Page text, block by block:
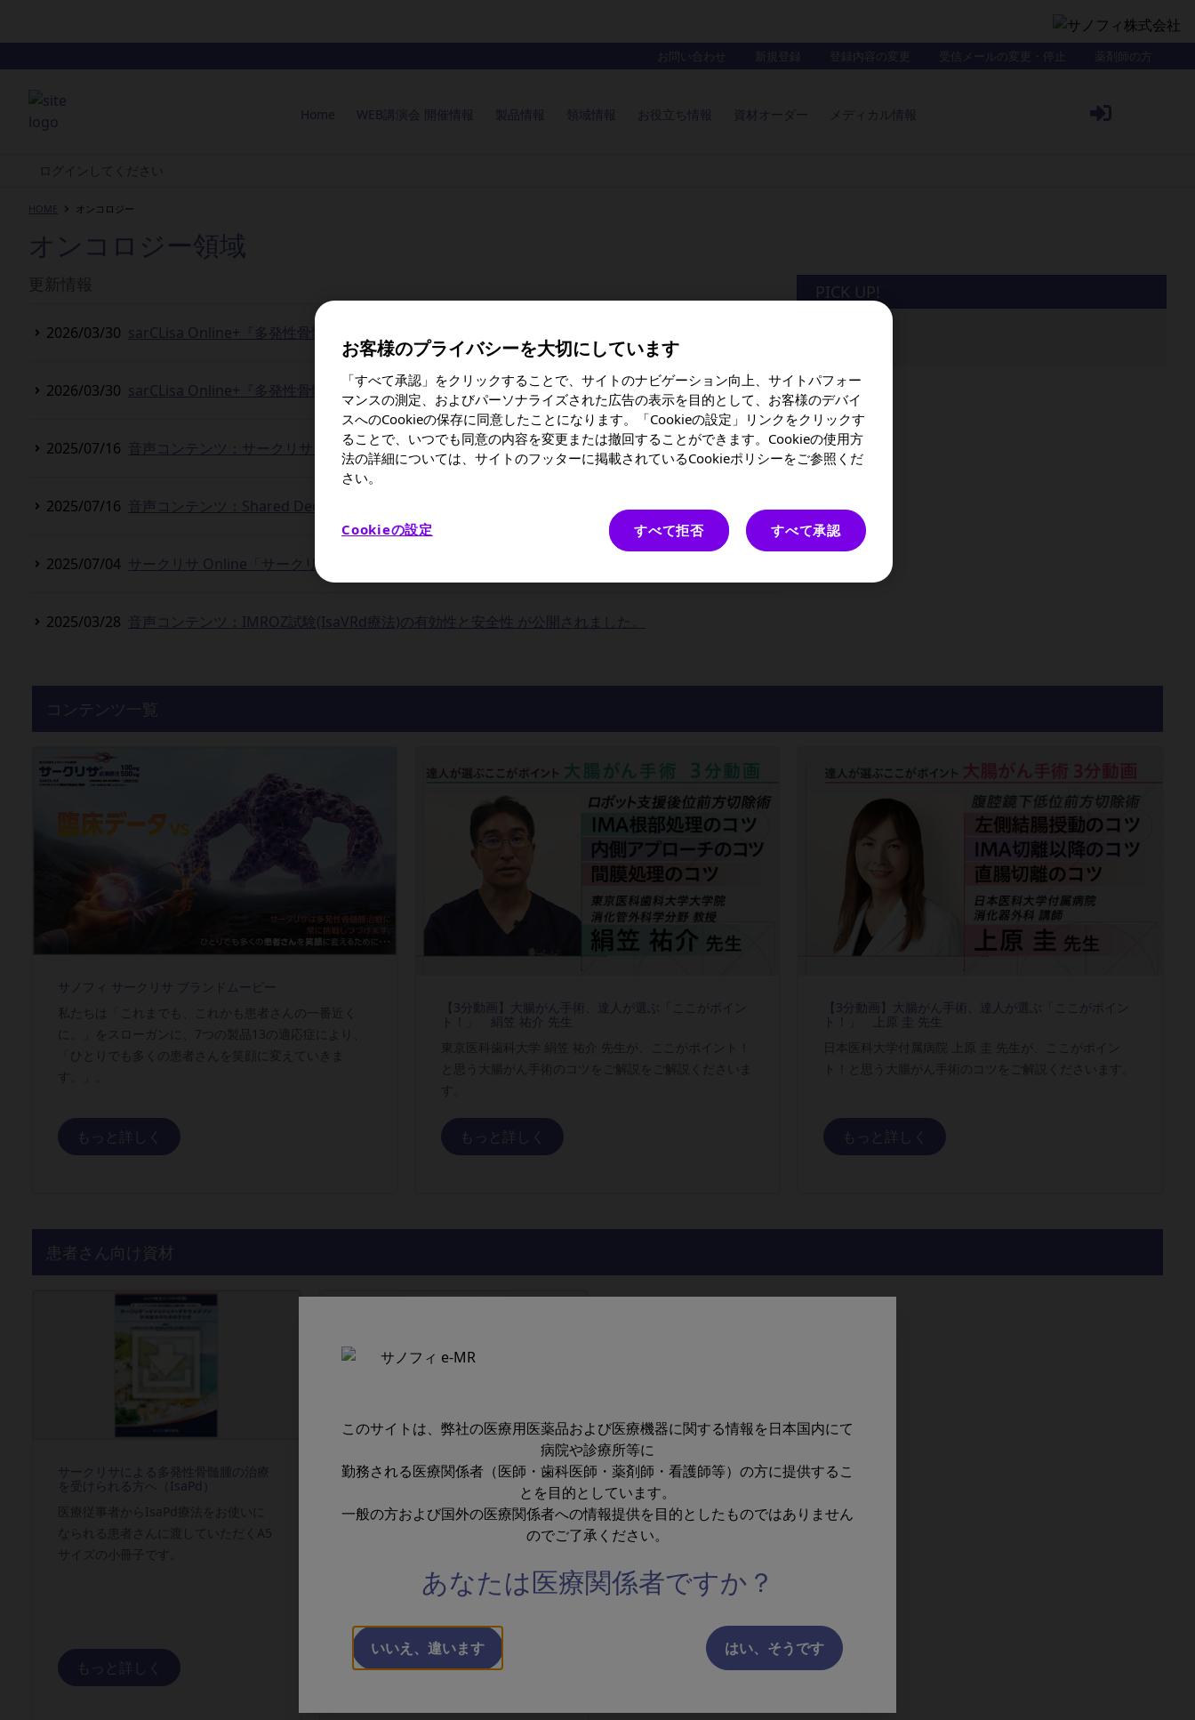
お問い合わせ 新規登録 登録内容の変更 受信メールの変更・停止 薬剤師の方
Home WEB講演会 開催情報 製品情報 領域情報 お役立ち情報 資材オーダー メディカル情報
ログインしてください
HOME オンコロジー
オンコロジー領域
2026/03/30 sarCLisa Online+『多発性骨髄腫のチーム医療』 萩原 夏紀 先生 が公開されました。
2026/03/30 sarCLisa Online+『多発性骨髄腫のチーム医療』 柴田 基子 先生 が公開されました。
2025/07/16 音声コンテンツ：サークリサ キービジュアルのご紹介 が公開されました。
2025/07/16 音声コンテンツ：Shared Decision Making (SDM)に基づく治療について が公開されました。
2025/07/04 サークリサ Online「サークリサのマネジメントとチーム医療」 が公開されました。
2025/03/28 音声コンテンツ：IMROZ試験(IsaVRd療法)の有効性と安全性 が公開されました。
2024/10/01 音声コンテンツ：腎機能障害評価と腎奏効の重要性 が公開されました。
音声コンテンツ：腎機能障害について が公開されました。
2024/7/24 サークリサOnline MRD陰性化を目指す意義 が公開されました。
2024/06/06 音声コンテンツ：MRD陰性化を目指した治療について が公開されました。
【Chapter.1】統計解析から紐解く アーカイブ動画 が公開されました。
2024/05/10 【Chapter.3】統計解析から紐解く アーカイブ動画 が公開されました。
2024/04/18 音声コンテンツ：医学統計の新たな手法 プロペンシティスコア が公開されました。
音声コンテンツ：基礎編 ～サークリサはNK細胞にどう作用するか？～ が公開されました。
た。
【動画】エビデンスシリーズ：QoLiTrap study 高齢者・年齢別サブ解析 が公開されました。
音声コンテンツ：微小残存病変（MRD）について が公開されました。
音声コンテンツ：R2-ISSについて が公開されました。
音声コンテンツ：1q21+について が公開されました。
2024/01/10 間接クームス試験（DTT処理） が公開されました。
PICK UP!
コンテンツ一覧
サノフィ サークリサ ブランドムービー
もっと詳しく
【3分動画】大腸がん手術、達人が選ぶ「ここがポイン
ト！」 絹笠 祐介 先生
もっと詳しく
【3分動画】大腸がん手術、達人が選ぶ「ここがポイン
ト！」 上原 圭 先生
もっと詳しく
患者さん向け資材
サークリサによる多発性骨髄腫の治療
を受けられる方へ（IsaPd）
もっと詳しく
サイモグロブリン患者冊子 再生不良性
再生不良性貧血の症状や原因、診断、
検査、治療、日常生活での注意事項な
ンによる治療をおこなう際の注意事
項、治療の進め方、副作用に対する対
もっと詳しく
このサイトは、弊社の医療用医薬品および医療機器に関する情報を日本国内にて
病院や診療所等に
勤務される医療関係者（医師・歯科医師・薬剤師・看護師等）の方に提供するこ
とを目的としています。
一般の方および国外の医療関係者への情報提供を目的としたものではありません
のでご了承ください。
あなたは医療関係者ですか？
いいえ、違います はい、そうです
お客様のプライバシーを大切にしています
「すべて承認」をクリックすることで、サイトのナビゲーション向上、サイトパフォー
マンスの測定、およびパーソナライズされた広告の表示を目的として、お客様のデバイ
スへのCookieの保存に同意したことになります。「Cookieの設定」リンクをクリックす
ることで、いつでも同意の内容を変更または撤回することができます。Cookieの使用方
法の詳細については、サイトのフッターに掲載されているCookieポリシーをご参照くだ
さい。
Cookieの設定 すべて拒否 すべて承認